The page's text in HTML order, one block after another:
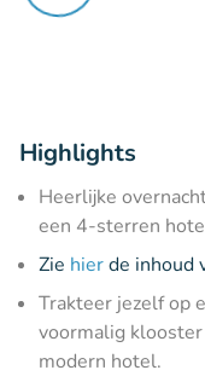
Highlights
Heerlijke
een 4-sterren
Zie hierde inhoud
Trakteer jezelf op
voormalig
modern hotel.